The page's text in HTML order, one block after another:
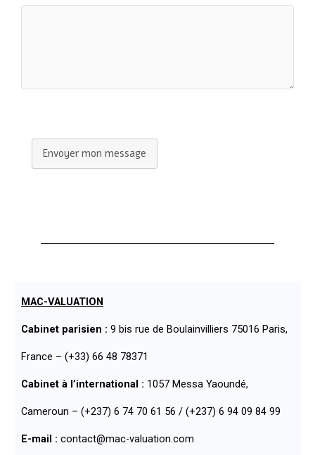
Envoyer mon message
MAC-VALUATION
Cabinet parisien : 9 bis rue de Boulainvilliers 75016 Paris,
France – (+33) 66 48 78371
Cabinet à l’international : 1057 Messa Yaoundé,
Cameroun – (+237) 6 74 70 61 56 / (+237) 6 94 09 84 99
E-mail : contact@mac-valuation.com